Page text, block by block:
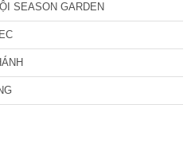
SEASON GARDEN